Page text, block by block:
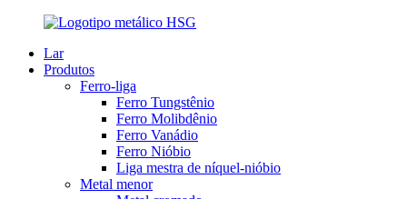
Lar
Produtos
Ferro-liga
Ferro Tungstênio
Ferro Molibdênio
Ferro Vanádio
Ferro Nióbio
Liga mestra de níquel-nióbio
Metal menor